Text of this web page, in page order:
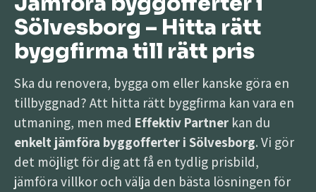
Sölvesborg – Hitta rätt
byggfirma till rätt pris
Ska du renovera, bygga om eller kanske göra en
tillbyggnad? Att hitta rätt byggfirma kan vara en
utmaning, men med Effektiv Partner kan du
enkelt jämföra byggofferter i Sölvesborg. Vi gör
det möjligt för dig att få en tydlig prisbild,
jämföra villkor och välja den bästa lösningen för